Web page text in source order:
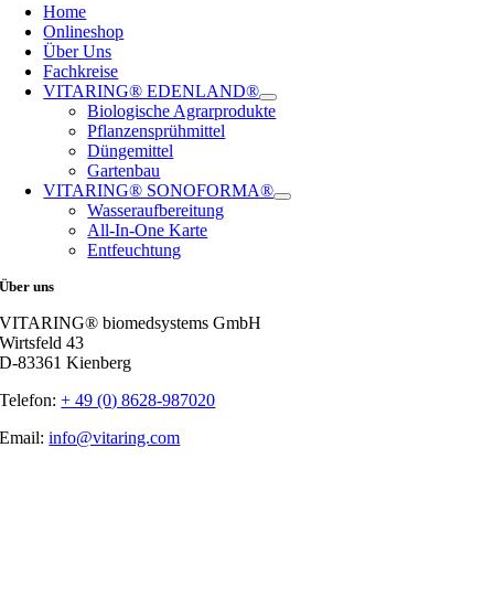
Home
Onlineshop
Über Uns
Fachkreise
VITARING® EDENLAND®
Biologische Agrarprodukte
Pflanzensprühmittel
Düngemittel
Gartenbau
VITARING® SONOFORMA®
Wasseraufbereitung
All-In-One Karte
Entfeuchtung
Über uns
VITARING® biomedsystems GmbH
Wirtsfeld 43
D-83361 Kienberg
Telefon:+ 49 (0) 8628-987020
Email:info@vitaring.com